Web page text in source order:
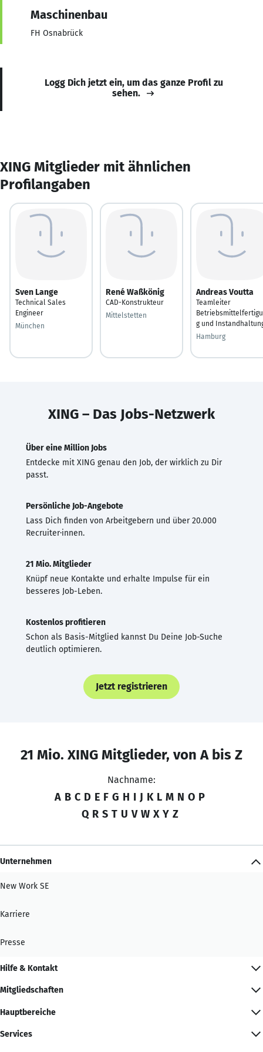
Maschinenbau
FH Osnabrück
Logg Dich jetzt ein, um das ganze Profil zu
sehen.
XING Mitglieder mit ähnlichen
Profilangaben
Sven Lange
Technical Sales
Engineer
München
René Waßkönig
CAD-Konstrukteur
Mittelstetten
Andreas Voutta
Teamleiter
g und
Hamburg
XING – Das Jobs-Netzwerk
Über eine Million Jobs
Entdecke mit XING genau den Job, der wirklich zu Dir
passt.
Persönliche Job-Angebote
Lass Dich finden von Arbeitgebern und über 20.000
Recruiter·innen.
21 Mio. Mitglieder
Knüpf neue Kontakte und erhalte Impulse für ein
besseres Job-Leben.
Kostenlos profitieren
Schon als Basis-Mitglied kannst Du Deine Job-Suche
deutlich optimieren.
Jetzt registrieren
21 Mio. XING Mitglieder, von A bis Z
Nachname:
A B C D E F G H I J K L M N O P
Q R S T U V W X Y Z
Unternehmen
New Work SE
Karriere
Presse
Hilfe & Kontakt
Mitgliedschaften
Hauptbereiche
Services